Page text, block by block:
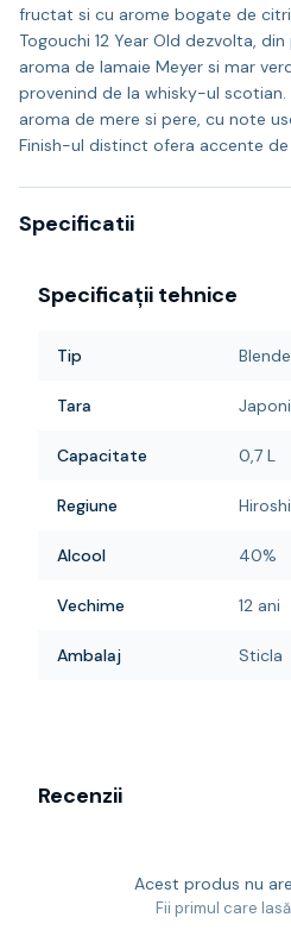
fructat si cu arome bogate de
Togouchi 12 Year Old dezvolta,
aroma de lamaie Meyer si mar
provenind de la whisky-ul
aroma de mere si pere, cu note
Finish-ul distinct ofera accente de
Specificatii
Specificații tehnice
Tip
Tara
Capacitate 0,7 L
Regiune
Alcool 40%
Vechime 12 ani
Ambalaj Sticla
Recenzii
Acest produs nu
Fii primul care